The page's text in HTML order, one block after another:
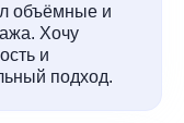
объёмные и
Хочу
и
подход.